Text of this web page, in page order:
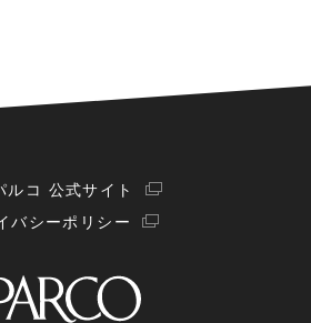
ルコ 公式サイト
バシーポリシー